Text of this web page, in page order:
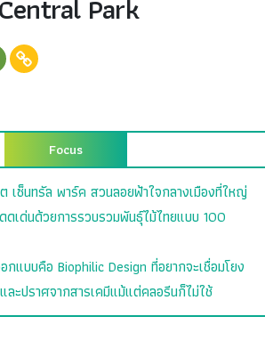
Park
Focus
ซ็นทรัล พาร์ค สวนลอยฟ้าใจกลางเมืองที่ใหญ่
ดเด่นด้วยการรวบรวมพันธุ์ไม้ไทยแบบ 100
แบบคือ Biophilic Design ที่อยากจะเชื่อมโยง
ละปราศจากสารเคมีแม้แต่คลอรีนก็ไม่ใช้